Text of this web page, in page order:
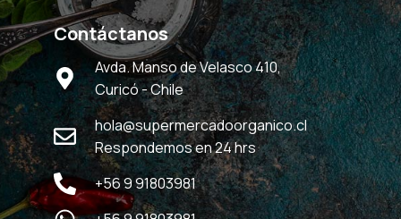
Contáctanos
Avda. Manso de Velasco 410,
Curicó - Chile
hola@supermercadoorganico.cl
Respondemos en 24 hrs
+56 9 91803981